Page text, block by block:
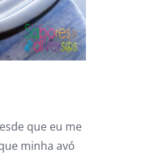
que eu me
minha avó